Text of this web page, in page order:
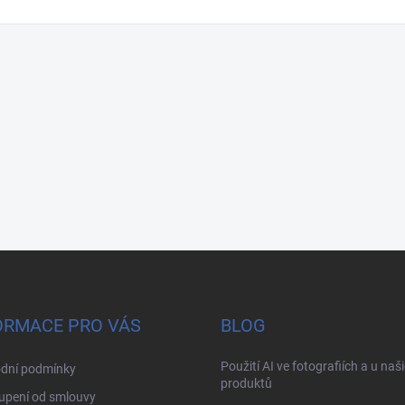
PRO VÁS
podmínky
od smlouvy
BLOG
Použití AI ve fotografiích a u
produktů